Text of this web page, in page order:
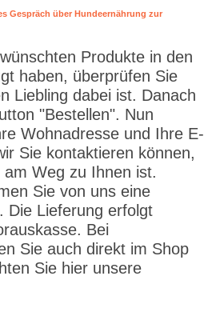
Gespräch über Hundeernährung zur
Produkte in den
haben, überprüfen Sie
Liebling dabei ist. Danach
"Bestellen". Nun
Wohnadresse und Ihre E-
Sie kontaktieren können,
Weg zu Ihnen ist.
Sie von uns eine
Die Lieferung erfolgt
Bei
Sie auch direkt im Shop
Sie hier unsere